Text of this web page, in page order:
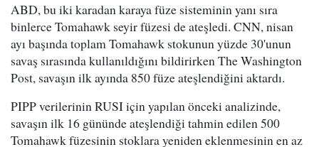
ABD, bu iki karadan karaya füze sisteminin yanı sıra
binlerce Tomahawk seyir füzesi de ateşledi. CNN, nisan
ayı başında toplam Tomahawk stokunun yüzde 30'unun
savaş sırasında kullanıldığını bildirirken The Washington
Post, savaşın ilk ayında 850 füze ateşlendiğini aktardı.
PIPP verilerinin RUSI için yapılan önceki analizinde,
savaşın ilk 16 gününde ateşlendiği tahmin edilen 500
Tomahawk füzesinin stoklara yeniden eklenmesinin en az